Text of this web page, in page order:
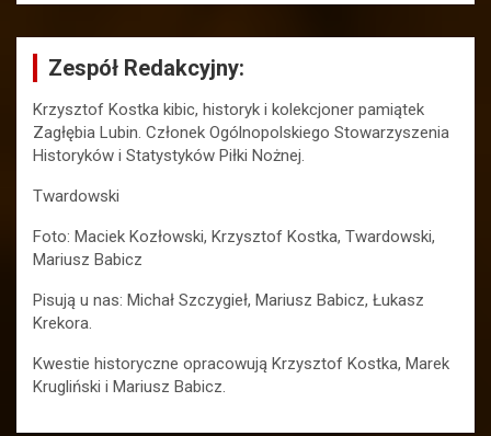
Zespół Redakcyjny:
Krzysztof Kostka kibic, historyk i kolekcjoner pamiątek
Zagłębia Lubin. Członek Ogólnopolskiego Stowarzyszenia
Historyków i Statystyków Piłki Nożnej.
Twardowski
Foto: Maciek Kozłowski, Krzysztof Kostka, Twardowski,
Mariusz Babicz
Pisują u nas: Michał Szczygieł, Mariusz Babicz, Łukasz
Krekora.
Kwestie historyczne opracowują Krzysztof Kostka, Marek
Krugliński i Mariusz Babicz.